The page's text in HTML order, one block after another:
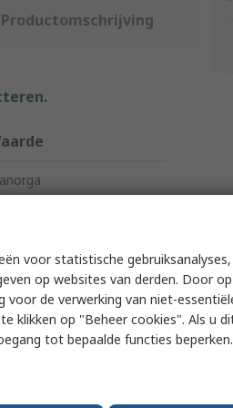
Productomschrijving
Shelving
voor statistische gebruiksanalyses,
op websites van derden. Door op
de verwerking van niet-
klikken op "Beheer cookies". Als u
tot bepaalde functies